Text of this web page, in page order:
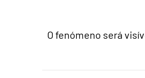
O fenómeno será